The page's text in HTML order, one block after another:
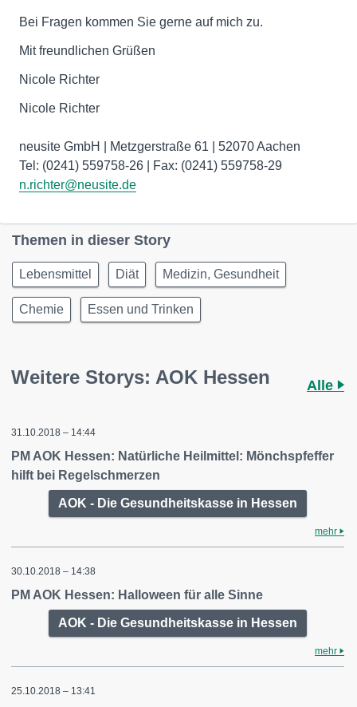
Bei Fragen kommen Sie gerne auf mich zu.
Mit freundlichen Grüßen
Nicole Richter
Nicole Richter
neusite GmbH | Metzgerstraße 61 | 52070 Aachen
n.richter@neusite.de
Themen in dieser Story
Lebensmittel Diät Medizin, Gesundheit
Chemie Essen und Trinken
Weitere Storys: AOK Hessen Alle
31.10.2018 – 14:44
PM AOK Hessen: Natürliche Heilmittel: Mönchspfeffer
hilft bei Regelschmerzen
AOK - Die Gesundheitskasse in Hessen
mehr
30.10.2018 – 14:38
PM AOK Hessen: Halloween für alle Sinne
AOK - Die Gesundheitskasse in Hessen
mehr
25.10.2018 – 13:41